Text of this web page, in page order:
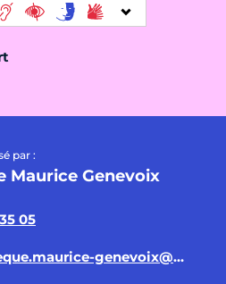
par :
Maurice Genevoix
05
bibliotheque.maurice-genevoix@paris.fr